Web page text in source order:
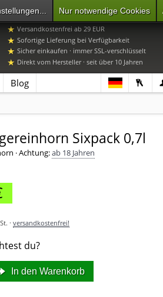
Blog
07392 96649-0 Mo-Do 9-16 Uhr, Fr 9-15 Uhr
Versandkostenfrei ab 29 EUR
Sofortige Lieferung bei Verfügbarkeit
Sicher einkaufen · immer SSL-verschlüsselt
Direkt vom Hersteller · seit über 10 Jahren
Sixpack 0,7l
·Achtung:ab 18 Jahren
· versandkostenfrei!
du?
In den Warenkorb
Nur notwendige Cookies